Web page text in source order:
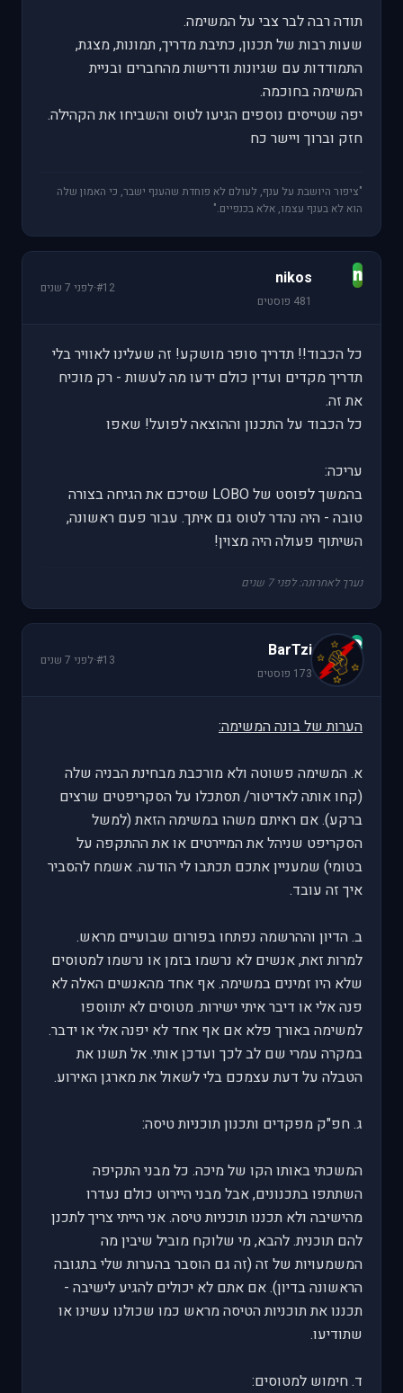
תודה רבה לבר צבי על המשימה.
שעות רבות של תכנון, כתיבת מדריך, תמונות, מצגת,
התמודדות עם שגיונות ודרישות מהחברים ובניית
המשימה בחוכמה.
יפה שטייסים נוספים הגיעו לטוס והשביחו את הקהילה.
חזק וברוך ויישר כח
"ציפור היושבת על ענף, לעולם לא פוחדת שהענף ישבר, כי האמון שלה
הוא לא בענף עצמו, אלא בכנפיים."
n
nikos
481 פוסטים
#12
·לפני 7 שנים
כל הכבוד!! תדריך סופר מושקע! זה שעלינו לאוויר בלי
תדריך מקדים ועדין כולם ידעו מה לעשות - רק מוכיח
את זה.
כל הכבוד על התכנון וההוצאה לפועל! שאפו
עריכה:
בהמשך לפוסט של LOBO שסיכם את הגיחה בצורה
טובה - היה נהדר לטוס גם איתך. עבור פעם ראשונה,
השיתוף פעולה היה מצוין!
נערך לאחרונה: לפני 7 שנים
B
BarTzi
173 פוסטים
#13
·לפני 7 שנים
הערות של בונה המשימה:
א. המשימה פשוטה ולא מורכבת מבחינת הבניה שלה
(קחו אותה לאדיטור/ תסתכלו על הסקריפטים שרצים
ברקע). אם ראיתם משהו במשימה הזאת (למשל
הסקריפט שניהל את המיירטים או את ההתקפה על
בטומי) שמעניין אתכם תכתבו לי הודעה. אשמח להסביר
איך זה עובד.
ב. הדיון וההרשמה נפתחו בפורום שבועיים מראש.
למרות זאת, אנשים לא נרשמו בזמן או נרשמו למטוסים
שלא היו זמינים במשימה. אף אחד מהאנשים האלה לא
פנה אלי או דיבר איתי ישירות. מטוסים לא יתווספו
למשימה באורך פלא אם אף אחד לא יפנה אלי או ידבר.
במקרה עמרי שם לב לכך ועדכן אותי. אל תשנו את
הטבלה על דעת עצמכם בלי לשאול את מארגן האירוע.
ג. חפ"ק מפקדים ותכנון תוכניות טיסה:
המשכתי באותו הקו של מיכה. כל מבני התקיפה
השתתפו בתכנונים, אבל מבני היירוט כולם נעדרו
מהישיבה ולא תכננו תוכניות טיסה. אני הייתי צריך לתכנן
להם תוכנית. להבא, מי שלוקח מוביל שיבין מה
המשמעויות של זה (זה גם הוסבר בהערות שלי בתגובה
הראשונה בדיון). אם אתם לא יכולים להגיע לישיבה -
תכננו את תוכניות הטיסה מראש כמו שכולנו עשינו או
שתודיעו.
ד. חימוש למטוסים: